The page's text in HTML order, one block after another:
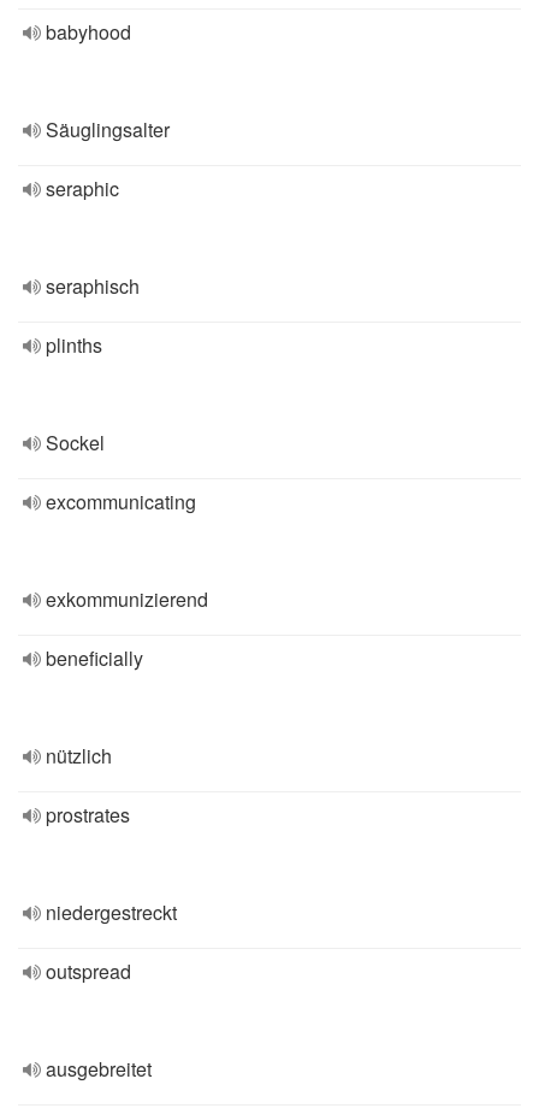
babyhood
Säuglingsalter
seraphic
seraphisch
plinths
Sockel
excommunicating
exkommunizierend
beneficially
nützlich
prostrates
niedergestreckt
outspread
ausgebreitet